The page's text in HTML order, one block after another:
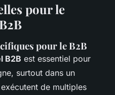
pour le
pour le B2B
B2B est essentiel pour
surtout dans un
de multiples